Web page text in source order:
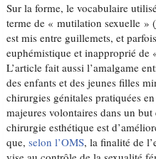
Sur la forme, le vocabulaire
terme de « mutilation sexuelle » (
est mis entre guillemets, et
euphémistique et inapproprié
L’article fait aussi l’amalgame
des enfants et des jeunes filles
chirurgies génitales pratiquées
majeures volontaires dans un
chirurgie esthétique est
que,selon l’OMS, la finalité de